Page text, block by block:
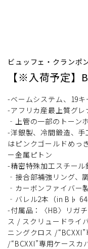
ビュッフェ・クランポ
【※入荷予定】
-ベームシステム、19
-アフリカ産最上質グレ
‐上管の一部のトーン
-洋銀製、冷間鍛造、
はピンクゴールドめっ
ー金属ピトン
-精密特殊加工スチー
‐接合部補強リング、
‐カーボンファイバー
‐バレル2本（in B♭
-付属品：〈HB〉リガ
ス / スクリュードライ
ニングクロス /
/“BCXXI”専用ケースカ